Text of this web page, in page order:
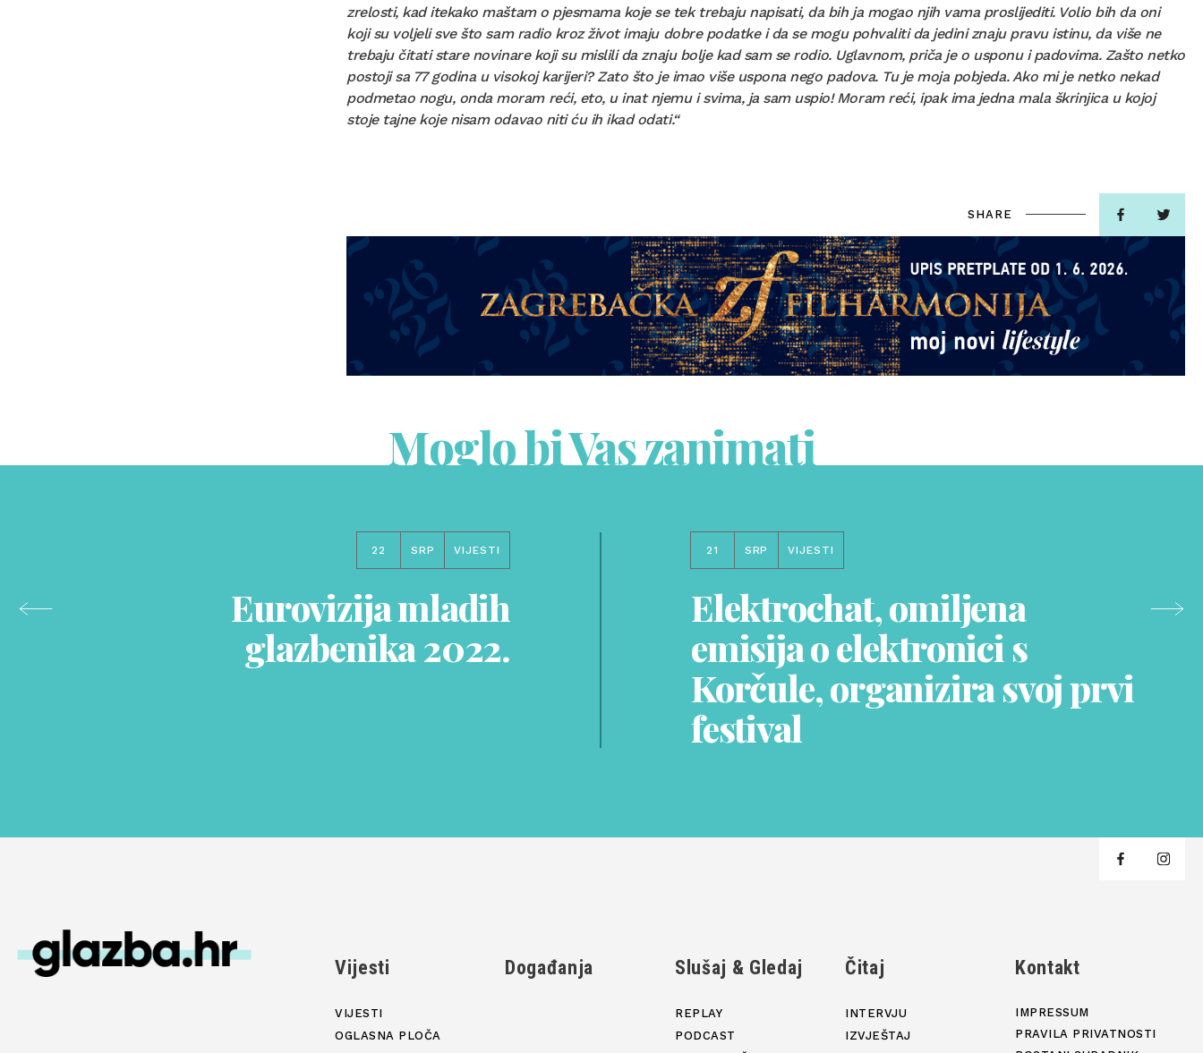
zrelosti, kad itekako maštam o pjesmama koje se tek trebaju napisati, da bih ja mogao njih vama proslijediti. Volio bih da oni
koji su voljeli sve što sam radio kroz život imaju dobre podatke i da se mogu pohvaliti da jedini znaju pravu istinu, da više ne
trebaju čitati stare novinare koji su mislili da znaju bolje kad sam se rodio. Uglavnom, priča je o usponu i padovima. Zašto netko
postoji sa 77 godina u visokoj karijeri? Zato što je imao više uspona nego padova. Tu je moja pobjeda. Ako mi je netko nekad
podmetao nogu, onda moram reći, eto, u inat njemu i svima, ja sam uspio! Moram reći, ipak ima jedna mala škrinjica u kojoj
stoje tajne koje nisam odavao niti ću ih ikad odati.“
SHARE
Moglo bi Vas zanimati
22 SRP VIJESTI
Eurovizija mladih
glazbenika 2022.
21 SRP VIJESTI
Elektrochat, omiljena
emisija o elektronici s
Korčule, organizira svoj prvi
festival
Vijesti
VIJESTI
OGLASNA PLOČA
Događanja Slušaj & Gledaj
REPLAY
PODCAST
Čitaj
INTERVJU
IZVJEŠTAJ
Kontakt
IMPRESSUM
PRAVILA PRIVATNOSTI